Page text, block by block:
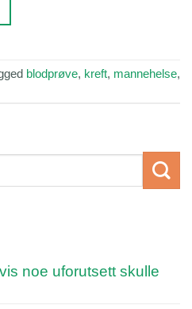
blodprøve, kreft, mannehelse,
noe uforutsett skulle